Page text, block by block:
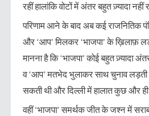
रहीं हालांकि वोटों में अंतर बहुत ज़्यादा नहीं
परिणाम आने के बाद अब कई राजनितिक
और ‘आप’ मिलकर ‘भाजपा’ के ख़िलाफ़
मानना है कि ‘भाजपा’ कोई बहुत ज़्यादा
व ‘आप’ मतभेद भुलाकर साथ चुनाव लड़ती
सकती थी और दिल्ली में हालात कुछ और ही
वहीं ‘भाजपा’ समर्थक जीत के जश्न में